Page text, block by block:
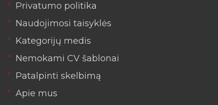
Privatumo politika
Naudojimosi taisyklės
Kategorijų medis
Nemokami CV šablonai
Patalpinti skelbimą
Apie mus